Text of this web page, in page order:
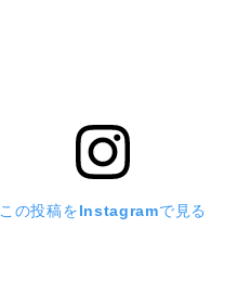
この投稿をInstagramで見る